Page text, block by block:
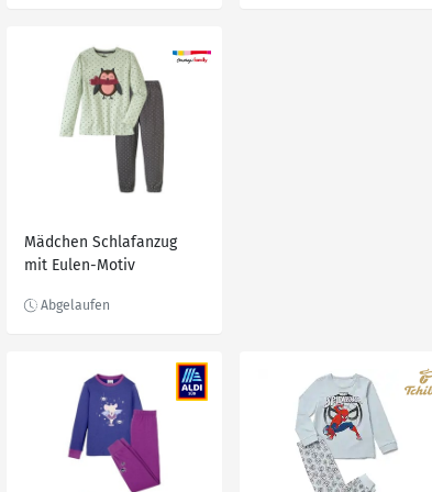
Mädchen Schlafanzug
mit Eulen-Motiv